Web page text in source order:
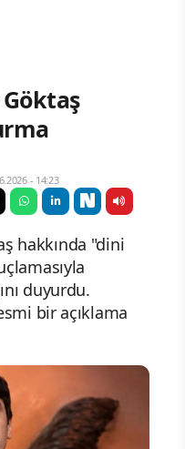
- 14:23
hakkında "dini
duyurdu.
bir açıklama